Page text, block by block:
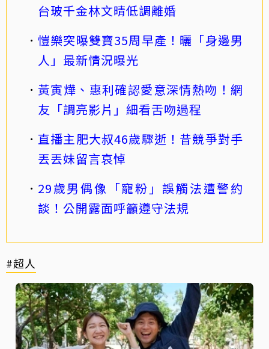
台玻千金林文晴低調離婚
愷樂突曝雙寶35周早產！曬「身邊男
人」最新情況曝光
黃寅燁、惠利確認愛意深情熱吻！網
友「調亮影片」細看舌吻過程
直播主肥大叔46歲驟逝！昔競爭對手
丟丟妹留言哀悼
29歲男偶像「寵粉」誤觸法遭警約
談！公開露面呼籲遵守法規
#超人